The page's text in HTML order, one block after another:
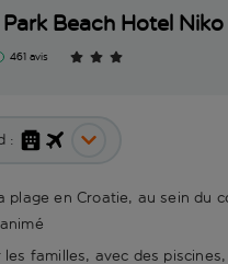
Beach Hotel Niko
461 avis
:
plage en Croatie, au sein du
les familles, avec des